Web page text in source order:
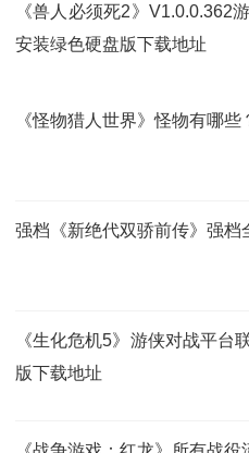
《兽人必须死2》V1.0.0.362
安装绿色硬盘版下载地址
《怪物猎人世界》怪物有哪
强档《新绝代双骄前传》强档
《生化危机5》游侠对战平台
版下载地址